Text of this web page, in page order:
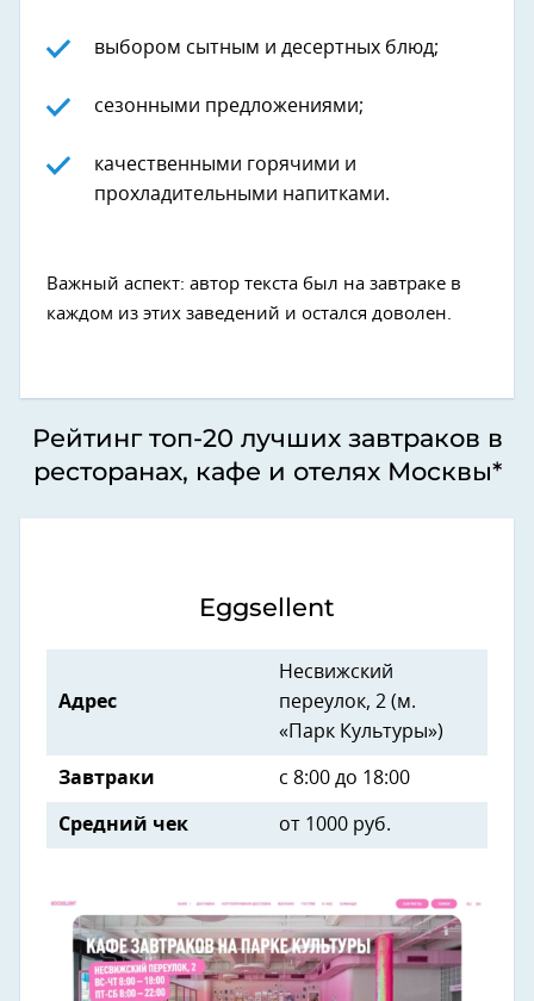
выбором сытным и десертных блюд;
сезонными предложениями;
качественными горячими и
прохладительными напитками.
Важный аспект: автор текста был на завтраке в
каждом из этих заведений и остался доволен.
Рейтинг топ-20 лучших завтраков в
ресторанах, кафе и отелях Москвы*
Eggsellent
Адрес
Несвижский
переулок, 2 (м.
«Парк Культуры»)
Завтраки с 8:00 до 18:00
Средний чек от 1000 руб.